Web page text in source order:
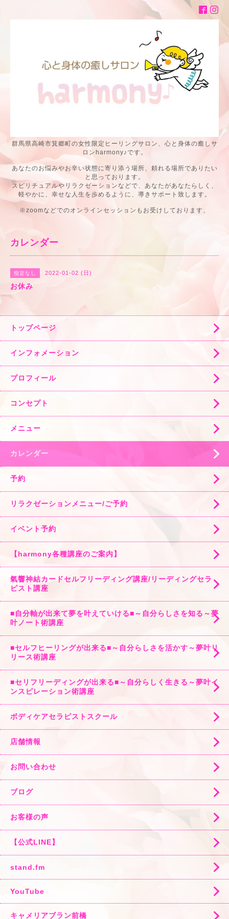
群馬県高崎市箕郷町の女性限定ヒーリングサロン、心と身体の癒しサ
ロンharmony♪です。
あなたのお悩みやお辛い状態に寄り添う場所、頼れる場所でありたい
と思っております。
スピリチュアルやリラクゼーションなどで、あなたがあなたらしく、
軽やかに、幸せな人生を歩めるように、導きサポート致します。
※zoomなどでのオンラインセッションもお受けしております、
カレンダー
指定なし 2022-01-02 (日)
お休み
トップページ
インフォメーション
プロフィール
コンセプト
メニュー
カレンダー
予約
リラクゼーションメニュー/ご予約
イベント予約
【harmony各種講座のご案内】
氣響神結カードセルフリーディング講座/リーディングセラ
ピスト講座
■自分軸が出来て夢を叶えていける■～自分らしさを知る～夢
叶ノート術講座
■セルフヒーリングが出来る■～自分らしさを活かす～夢叶リ
リース術講座
■セリフリーディングが出来る■～自分らしく生きる～夢叶イ
ンスピレーション術講座
ボディケアセラピストスクール
店舗情報
お問い合わせ
ブログ
お客様の声
【公式LINE】
stand.fm
YouTube
キャメリアブラン前橋